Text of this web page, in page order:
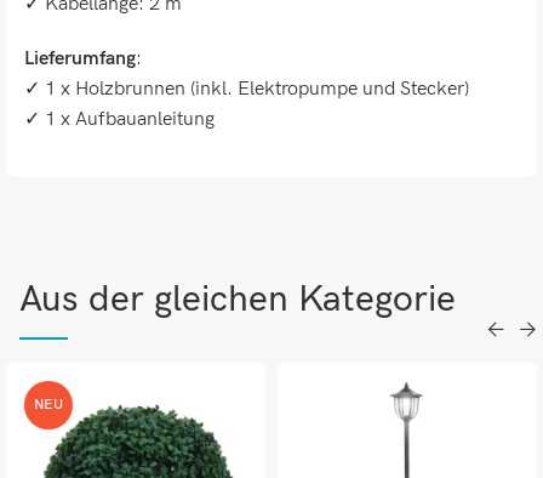
Lieferumfang:
✓ 1 x Holzbrunnen (inkl. Elektropumpe und Stecker)
✓ 1 x Aufbauanleitung
Aus der gleichen Kategorie
NEU